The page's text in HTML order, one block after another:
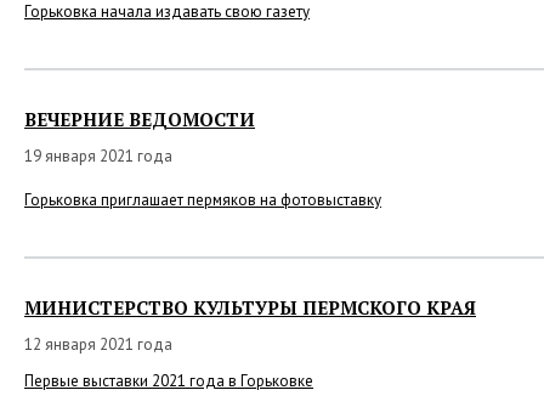
Горьковка начала издавать свою газету
ВЕЧЕРНИЕ ВЕДОМОСТИ
19 января 2021 года
Горьковка приглашает пермяков на фотовыставку
МИНИСТЕРСТВО КУЛЬТУРЫ ПЕРМСКОГО КРАЯ
12 января 2021 года
Первые выставки 2021 года в Горьковке